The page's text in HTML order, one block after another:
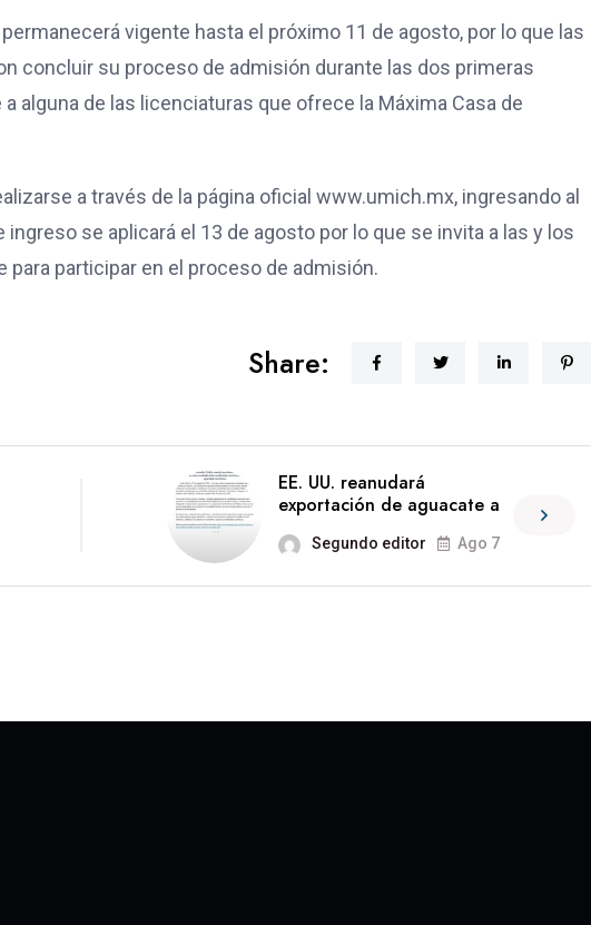
vigente hasta el próximo 11 de agosto, por lo que las
concluir su proceso de admisión durante las dos primeras
alguna de las licenciaturas que ofrece la Máxima Casa de
a través de la página oficial www.umich.mx, ingresando al
se aplicará el 13 de agosto por lo que se invita a las y los
participar en el proceso de admisión.
Share:
EE. UU. reanudará
exportación de aguacate a
Segundo editor Ago 7